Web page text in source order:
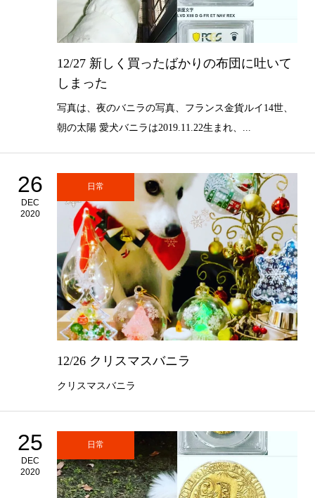
12/27 新しく買ったばかりの布団に吐いて
しまった
写真は、夜のバニラの写真、フランス金貨ルイ14世、
朝の太陽 愛犬バニラは2019.11.22生まれ、...
26
DEC
2020
日常
12/26 クリスマスバニラ
クリスマスバニラ
25
DEC
2020
日常